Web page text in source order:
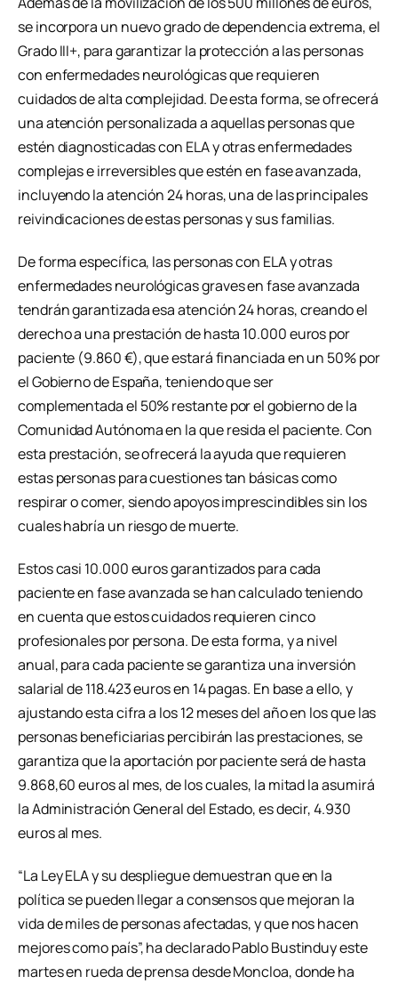
se incorpora un nuevo grado de dependencia extrema, el
Grado III+, para garantizar la protección a las personas
con enfermedades neurológicas que requieren
cuidados de alta complejidad. De esta forma, se ofrecerá
una atención personalizada a aquellas personas que
estén diagnosticadas con ELA y otras enfermedades
complejas e irreversibles que estén en fase avanzada,
incluyendo la atención 24 horas, una de las principales
reivindicaciones de estas personas y sus familias.
De forma específica, las personas con ELA y otras
enfermedades neurológicas graves en fase avanzada
tendrán garantizada esa atención 24 horas, creando el
derecho a una prestación de hasta 10.000 euros por
paciente (9.860 €), que estará financiada en un 50% por
el Gobierno de España, teniendo que ser
complementada el 50% restante por el gobierno de la
Comunidad Autónoma en la que resida el paciente. Con
esta prestación, se ofrecerá la ayuda que requieren
estas personas para cuestiones tan básicas como
respirar o comer, siendo apoyos imprescindibles sin los
cuales habría un riesgo de muerte.
Estos casi 10.000 euros garantizados para cada
paciente en fase avanzada se han calculado teniendo
en cuenta que estos cuidados requieren cinco
profesionales por persona. De esta forma, y a nivel
anual, para cada paciente se garantiza una inversión
salarial de 118.423 euros en 14 pagas. En base a ello, y
ajustando esta cifra a los 12 meses del año en los que las
personas beneficiarias percibirán las prestaciones, se
garantiza que la aportación por paciente será de hasta
9.868,60 euros al mes, de los cuales, la mitad la asumirá
la Administración General del Estado, es decir, 4.930
euros al mes.
“La Ley ELA y su despliegue demuestran que en la
política se pueden llegar a consensos que mejoran la
vida de miles de personas afectadas, y que nos hacen
mejores como país”, ha declarado Pablo Bustinduy este
martes en rueda de prensa desde Moncloa, donde ha